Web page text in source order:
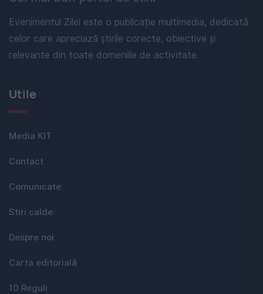
Evenimentul Zilei este o publicație multimedia, dedicată
celor care apreciază știrile corecte, obiective și
relevante din toate domeniile de activitate
Utile
Media KIT
Contact
Comunicate
Stiri calde
Despre noi
Carta editorială
10 Reguli